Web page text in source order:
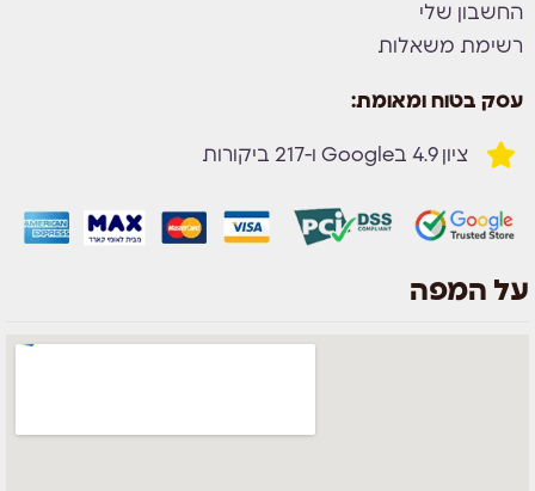
החשבון שלי
רשימת משאלות
עסק בטוח ומאומת:
ציון 4.9 בGoogle ו-217 ביקורות
על המפה